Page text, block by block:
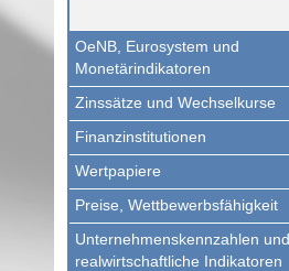
OeNB, Eurosystem und
Monetärindikatoren
Zinssätze und Wechselkurse
Finanzinstitutionen
Wertpapiere
Preise, Wettbewerbsfähigkeit
Unternehmenskennzahlen und
realwirtschaftliche Indikatoren